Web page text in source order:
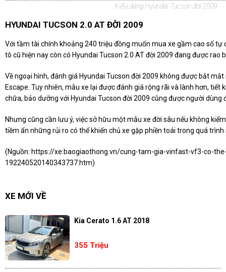
Kiểu dáng Hyundai Tucson đời 2009.
HYUNDAI TUCSON 2.0 AT ĐỜI 2009
Với tầm tài chính khoảng 240 triệu đồng muốn mua xe gầm cao số tự
tô cũ hiện nay còn có Hyundai Tucson 2.0 AT đời 2009 đang được rao
Về ngoại hình, đánh giá Hyundai Tucson đời 2009 không được bắt
Escape. Tuy nhiên, mẫu xe lại được đánh giá rộng rãi và lành hơn, tiết
chữa, bảo dưỡng với Hyundai Tucson đời 2009 cũng được người dùng
Nhưng cũng cần lưu ý, việc sở hữu một mẫu xe đời sâu nếu không
tiềm ẩn những rủi ro có thể khiến chủ xe gặp phiền toái trong quá trình
(Nguồn: https://xe.baogiaothong.vn/cung-tam-gia-vinfast-vf3-co-
192240520140343737.htm)
XE MỚI VỀ
Kia Cerato 1.6 AT 2018
355 Triệu